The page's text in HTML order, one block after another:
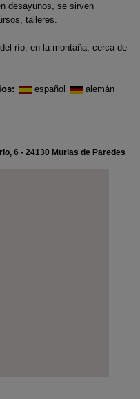
desayunos, se sirven
talleres.
río, en la montaña, cerca de
español
alemán
6 - 24130 Murias de Paredes